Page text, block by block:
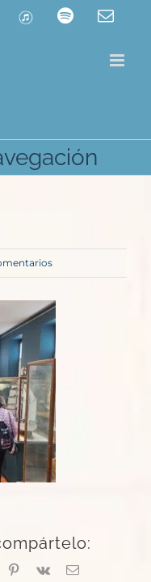
ITunes Spotify
Pinterest
Vk
Correo